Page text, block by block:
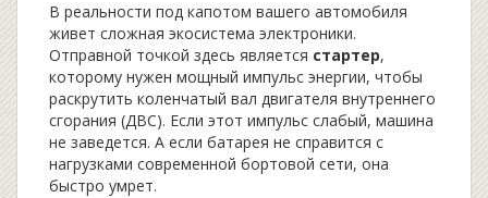
В реальности под капотом вашего автомобиля
живет сложная экосистема электроники.
Отправной точкой здесь является стартер,
которому нужен мощный импульс энергии, чтобы
раскрутить коленчатый вал двигателя внутреннего
сгорания (ДВС). Если этот импульс слабый, машина
не заведется. А если батарея не справится с
нагрузками современной бортовой сети, она
быстро умрет.